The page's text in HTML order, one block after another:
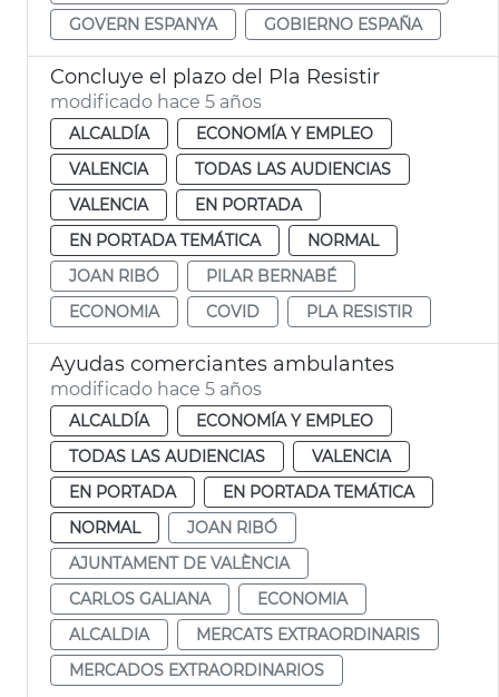
GOVERN ESPANYA
GOBIERNO ESPAÑA
Concluye el plazo del Pla Resistir
modificado hace 5 años
ALCALDÍA
ECONOMÍA Y EMPLEO
VALENCIA
TODAS LAS AUDIENCIAS
VALENCIA
EN PORTADA
EN PORTADA TEMÁTICA
NORMAL
JOAN RIBÓ
PILAR BERNABÉ
ECONOMIA
COVID PLA RESISTIR
Ayudas comerciantes ambulantes
modificado hace 5 años
ALCALDÍA
ECONOMÍA Y EMPLEO
TODAS LAS AUDIENCIAS
VALENCIA
EN PORTADA
EN PORTADA TEMÁTICA
NORMAL
JOAN RIBÓ
AJUNTAMENT DE VALÈNCIA
CARLOS GALIANA
ECONOMIA
ALCALDIA
MERCATS EXTRAORDINARIS
MERCADOS EXTRAORDINARIOS